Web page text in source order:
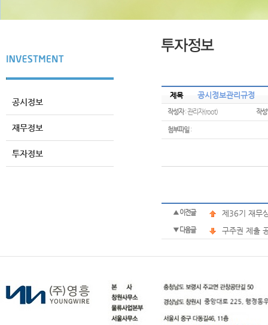
공시정보
재무정보
투자정보
제목 공시정보관리규정
작성자: 관리자(root) 작
첨부파일:
▲ 이전글 제36기 재무
▼ 다음글 구주권 제출